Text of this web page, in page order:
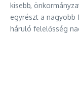
kisebb,
egyrészt a nagyobb
háruló felelősség